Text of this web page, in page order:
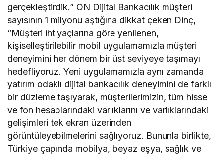
gerçekleştirdik.” ON Dijital Bankacılık müşteri
sayısının 1 milyonu aştığına dikkat çeken Dinç,
“Müşteri ihtiyaçlarına göre yenilenen,
kişiselleştirilebilir mobil uygulamamızla müşteri
deneyimini her dönem bir üst seviyeye taşımayı
hedefliyoruz. Yeni uygulamamızla aynı zamanda
yatırım odaklı dijital bankacılık deneyimini de farklı
bir düzleme taşıyarak, müşterilerimizin, tüm hisse
ve fon hesaplarındaki varlıklarını ve varlıklarındaki
gelişimleri tek ekran üzerinden
görüntüleyebilmelerini sağlıyoruz. Bununla birlikte,
Türkiye çapında mobilya, beyaz eşya, sağlık ve